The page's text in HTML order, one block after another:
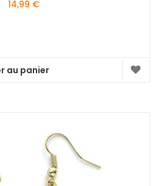
14,99 €
au panier